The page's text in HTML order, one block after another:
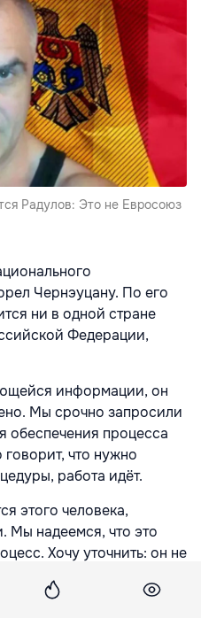
Радулов: Это не Евросоюз
Чернэуцану. По его
ни в одной стране
Федерации,
информации, он
Мы срочно запросили
обеспечения процесса
что нужно
работа идёт.
этого человека,
Мы надеемся, что это
Хочу уточнить: он не
пытался попасть и в